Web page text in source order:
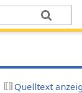
Quelltext